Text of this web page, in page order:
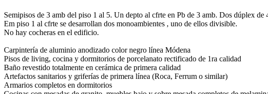
Semipisos de 3 amb del piso 1 al 5. Un depto al cfrte en Pb de 3 amb. Dos dúplex de
Em piso 1 al cfrte se desarrollan dos monoambientes , uno de ellos divisible.
No hay cocheras en el edificio.
Carpintería de aluminio anodizado color negro línea Módena
Pisos de living, cocina y dormitorios de porcelanato rectificado de 1ra calidad
Baño revestido totalmente en cerámica de primera calidad
Artefactos sanitarios y griferías de primera línea (Roca, Ferrum o similar)
Armarios completos en dormitorios